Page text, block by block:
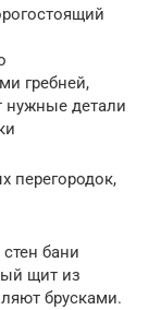
гребней,
нужные детали
перегородок,
бани
щит из
брусками.